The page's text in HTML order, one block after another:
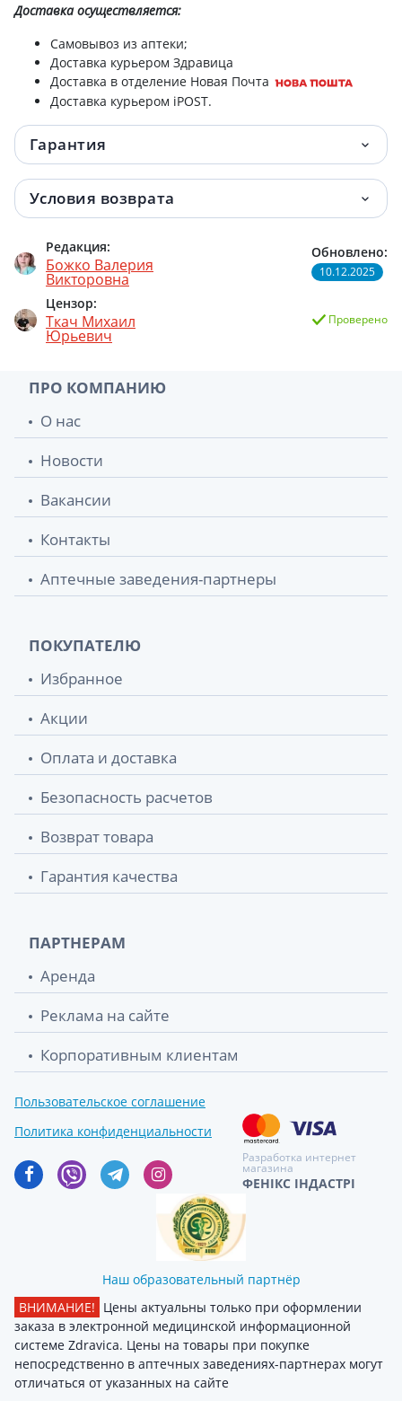
Доставкаосуществляется:
Самовывоз из аптеки;
Доставка курьером Здравица
Доставка в отделение Новая Почта
Доставка курьером iPOST.
Гарантия
Условия возврата
Редакция:
Божко Валерия
Викторовна
Цензор:
Ткач Михаил
Юрьевич
Обновлено:
10.12.2025
Проверено
ПРО КОМПАНИЮ
О нас
Новости
Вакансии
Контакты
Аптечные заведения-партнеры
ПОКУПАТЕЛЮ
Избранное
Акции
Оплата и доставка
Безопасность расчетов
Возврат товара
Гарантия качества
ПАРТНЕРАМ
Аренда
Реклама на сайте
Корпоративным клиентам
Пользовательское соглашение
Политика конфиденциальности
Разработка интернет
магазина
ФЕНІКС ІНДАСТРІ
Наш образовательный партнёр
ВНИМАНИЕ! Цены актуальны только при оформлении
заказа в электронной медицинской информационной
системе Zdravica. Цены на товары при покупке
непосредственно в аптечных заведениях-партнерах могут
отличаться от указанных на сайте